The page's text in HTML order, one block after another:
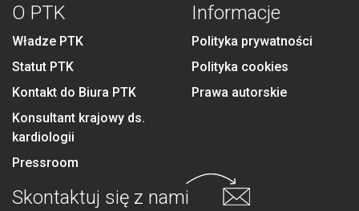
O PTK
Władze PTK
Statut PTK
Kontakt do Biura PTK
Konsultant krajowy ds.
kardiologii
Pressroom
Informacje
Polityka prywatności
Polityka cookies
Prawa autorskie
Skontaktuj się z nami